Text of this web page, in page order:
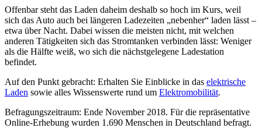
Offenbar steht das Laden daheim deshalb so hoch im Kurs, weil
sich das Auto auch bei längeren Ladezeiten „nebenher“ laden lässt –
etwa über Nacht. Dabei wissen die meisten nicht, mit welchen
anderen Tätigkeiten sich das Stromtanken verbinden lässt: Weniger
als die Hälfte weiß, wo sich die nächstgelegene Ladestation
befindet.
Auf den Punkt gebracht: Erhalten Sie Einblicke in das elektrische
Laden sowie alles Wissenswerte rund um Elektromobilität.
Befragungszeitraum: Ende November 2018. Für die repräsentative
Online-Erhebung wurden 1.690 Menschen in Deutschland befragt.